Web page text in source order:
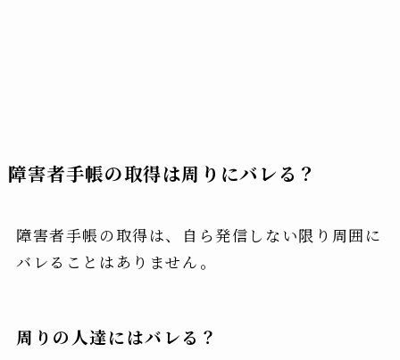
障害者手帳の取得は周りにバレる？
障害者手帳の取得は、自ら発信しない限り周囲に
バレることはありません。
周りの人達にはバレる？